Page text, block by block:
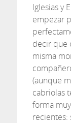
Iglesias y
empezar
decir que
misma
(aunque
cabriolas
forma
recientes: